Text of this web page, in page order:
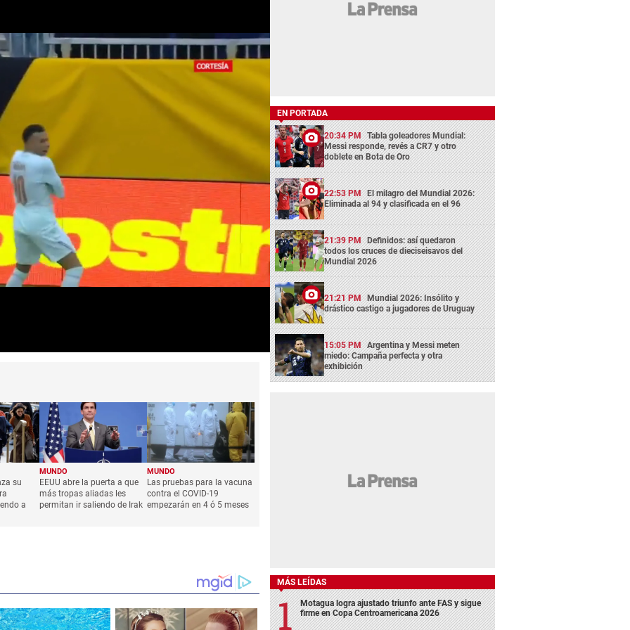
su
a
MUNDO
EEUU abre la puerta a que
más tropas aliadas les
permitan ir saliendo de Irak
MUNDO
Las pruebas para la vacuna
contra el COVID-19
empezarán en 4 ó 5 meses
EN PORTADA
20:34 PM Tabla goleadores Mundial:
Messi responde, revés a CR7 y otro
doblete en Bota de Oro
22:53 PM El milagro del Mundial 2026:
Eliminada al 94 y clasificada en el 96
21:39 PM Definidos: así quedaron
todos los cruces de dieciseisavos del
Mundial 2026
21:21 PM Mundial 2026: Insólito y
drástico castigo a jugadores de Uruguay
15:05 PM Argentina y Messi meten
miedo: Campaña perfecta y otra
exhibición
MÁS LEÍDAS
Motagua logra ajustado triunfo ante FAS y sigue
firme en Copa Centroamericana 2026